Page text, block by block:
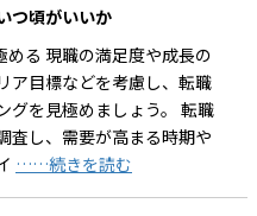
つ頃がいいか
める 現職の満足度や成長の
ア目標などを考慮し、転職
グを見極めましょう。 転職
査し、需要が高まる時期や
……続きを読む